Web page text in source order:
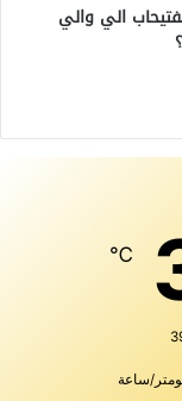
الي والي
℃